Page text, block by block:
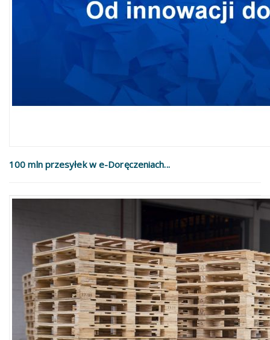
100 mln przesyłek w e-Doręczeniach...